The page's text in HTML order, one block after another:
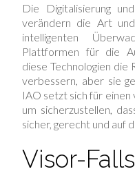
Die Digitalisierung
verändern die Art
intelligenten
Plattformen für die
diese Technologien
verbessern, aber sie
IAO setzt sich für
um sicherzustellen,
sicher, gerecht und auf
Visor-